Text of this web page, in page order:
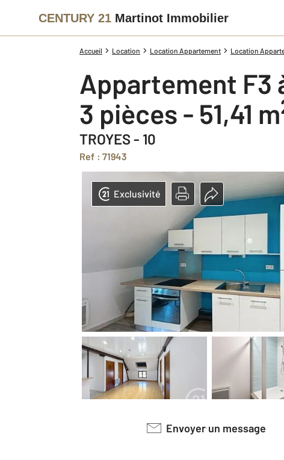
CENTURY 21 Martinot Immobilier
Accueil Location Location Appartement Location
Appartement F3
3 pièces - 51,41 m
TROYES - 10
Ref : 71943
Exclusivité
Envoyer un message